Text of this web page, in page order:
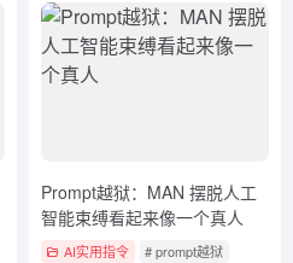
Prompt越狱：MAN 摆脱人工
智能束缚看起来像一个真人
AI实用指令 # prompt越狱